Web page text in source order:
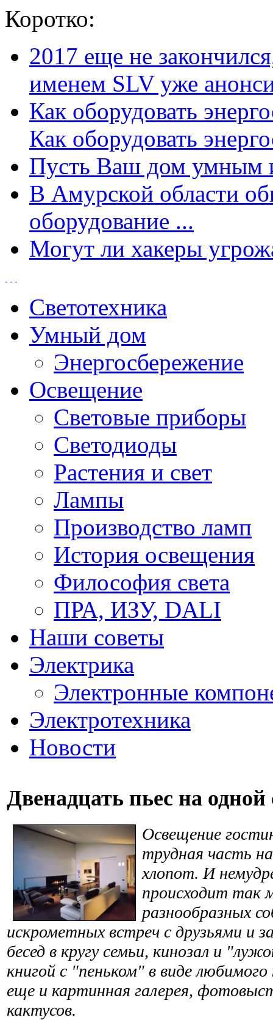
Коротко:
2017 еще не
именем SLV уже
Как оборудовать
Как оборудовать
Пусть Ваш дом умным
В Амурской области
оборудование ...
Могут ли хакеры
Светотехника
Умный дом
Энергосбережение
Освещение
Световые приборы
Светодиоды
Растения и свет
Лампы
Производство ламп
История освещения
Философия света
ПРА, ИЗУ, DALI
Наши советы
Электрика
Электронные
Электротехника
Новости
Двенадцать пьес на одной
Освещение
трудная часть
хлопот. И
происходит так
разнообразных
искрометных встреч с друзьями и
бесед в кругу семьи, кинозал и
книгой с "пеньком" в виде
еще и картинная галерея,
кактусов.